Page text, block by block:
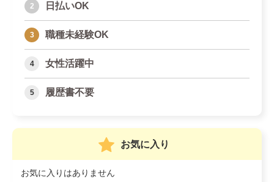
日払いOK
職種未経験OK
女性活躍中
履歴書不要
お気に入り
お気に入りはありません